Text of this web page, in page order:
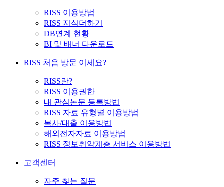
RISS 이용방법
RISS 지식더하기
DB연계 현황
BI 및 배너 다운로드
RISS 처음 방문 이세요?
RISS란?
RISS 이용권한
내 관심논문 등록방법
RISS 자료 유형별 이용방법
복사/대출 이용방법
해외전자자료 이용방법
RISS 정보취약계층 서비스 이용방법
고객센터
자주 찾는 질문